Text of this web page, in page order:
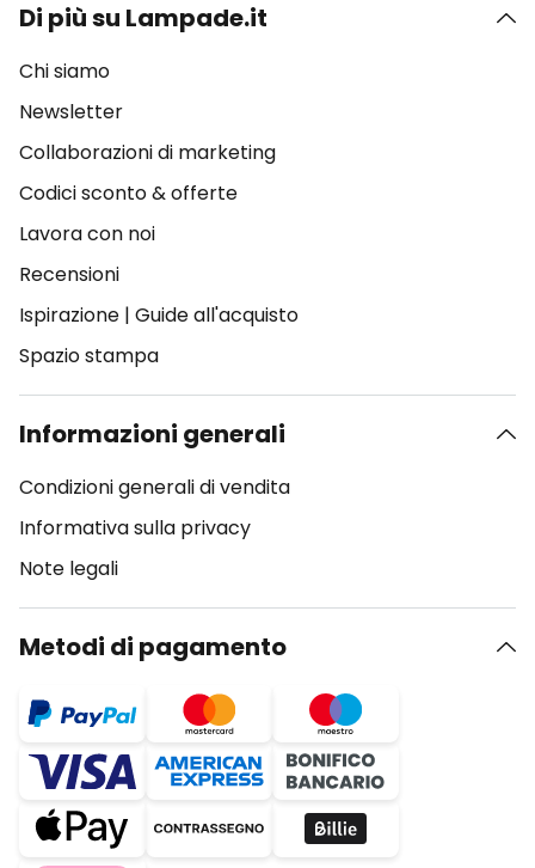
Di più su Lampade.it
Chi siamo
Newsletter
Collaborazioni di marketing
Codici sconto & offerte
Lavora con noi
Recensioni
Ispirazione | Guide all'acquisto
Spazio stampa
Informazioni generali
Condizioni generali di vendita
Informativa sulla privacy
Note legali
Metodi di pagamento